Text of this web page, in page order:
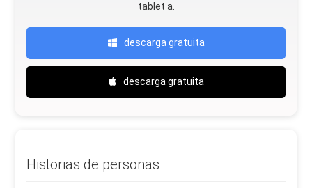
tablet a.
descarga gratuita
descarga gratuita
Historias de personas